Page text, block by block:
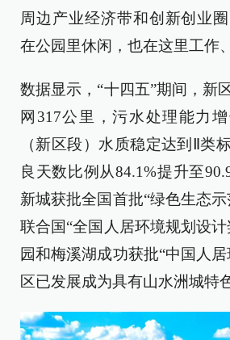
周边产业经济带和创新创业
在公园里休闲，也在这里工作
数据显示，“十四五”期间，新
网317公里，污水处理能力
（新区段）水质稳定达到Ⅱ类
良天数比例从84.1%提升至
新城获批全国首批“绿色生态
联合国“全国人居环境规划设
园和梅溪湖成功获批“中国人
区已发展成为具有山水洲城特